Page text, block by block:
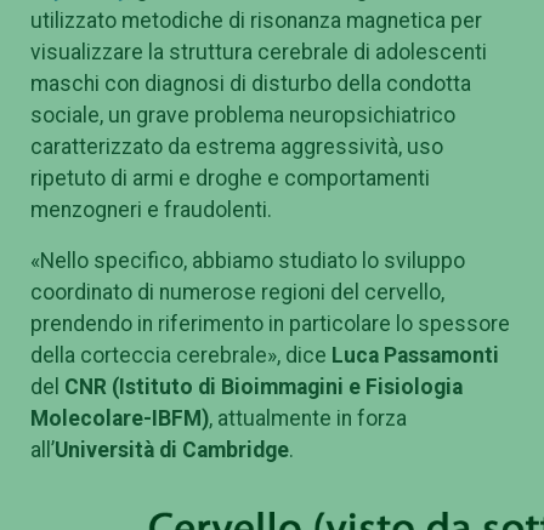
utilizzato metodiche di risonanza magnetica per
visualizzare la struttura cerebrale di adolescenti
maschi con diagnosi di disturbo della condotta
sociale, un grave problema neuropsichiatrico
caratterizzato da estrema aggressività, uso
ripetuto di armi e droghe e comportamenti
menzogneri e fraudolenti.
«Nello specifico, abbiamo studiato lo sviluppo
coordinato di numerose regioni del cervello,
prendendo in riferimento in particolare lo spessore
della corteccia cerebrale», dice Luca Passamonti
del CNR (Istituto di Bioimmagini e Fisiologia
Molecolare-IBFM), attualmente in forza
all’Università di Cambridge.